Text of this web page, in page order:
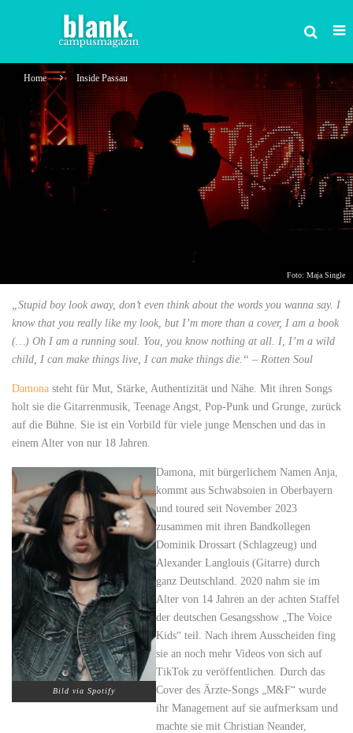
Home Inside Passau
Foto: Maja Single
„Stupid boy look away, don’t even think about the words you wanna say. I
know that you really like my look, but I’m more than a cover, I am a book
(…) Oh I am a running soul. You, you know nothing at all. I, I’m a wild
child, I can make things live, I can make things die.“ – Rotten Soul
Damona steht für Mut, Stärke, Authentizität und Nähe. Mit ihren Songs
holt sie die Gitarrenmusik, Teenage Angst, Pop-Punk und Grunge, zurück
auf die Bühne. Sie ist ein Vorbild für viele junge Menschen und das in
einem Alter von nur 18 Jahren.
Bild via Spotify
Damona, mit bürgerlichem Namen Anja,
kommt aus Schwabsoien in Oberbayern
und toured seit November 2023
zusammen mit ihren Bandkollegen
Dominik Drossart (Schlagzeug) und
Alexander Langlouis (Gitarre) durch
ganz Deutschland. 2020 nahm sie im
Alter von 14 Jahren an der achten Staffel
der deutschen Gesangsshow „The Voice
Kids“ teil. Nach ihrem Ausscheiden fing
sie an noch mehr Videos von sich auf
TikTok zu veröffentlichen. Durch das
Cover des Ärzte-Songs „M&F“ wurde
ihr Management auf sie aufmerksam und
machte sie mit Christian Neander,